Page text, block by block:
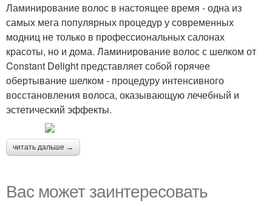
Ламинирование волос в настоящее время - одна из
самых мега популярных процедур у современных
модниц не только в профессиональных салонах
красоты, но и дома. Ламинирование волос с шелком от
Constant Delight представляет собой горячее
обертывание шелком - процедуру интенсивного
восстановления волоса, оказывающую лечебный и
эстетический эффекты.
читать дальше →
Вас может заинтересовать